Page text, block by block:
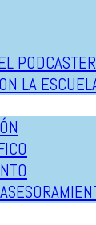
PODCASTER
LA